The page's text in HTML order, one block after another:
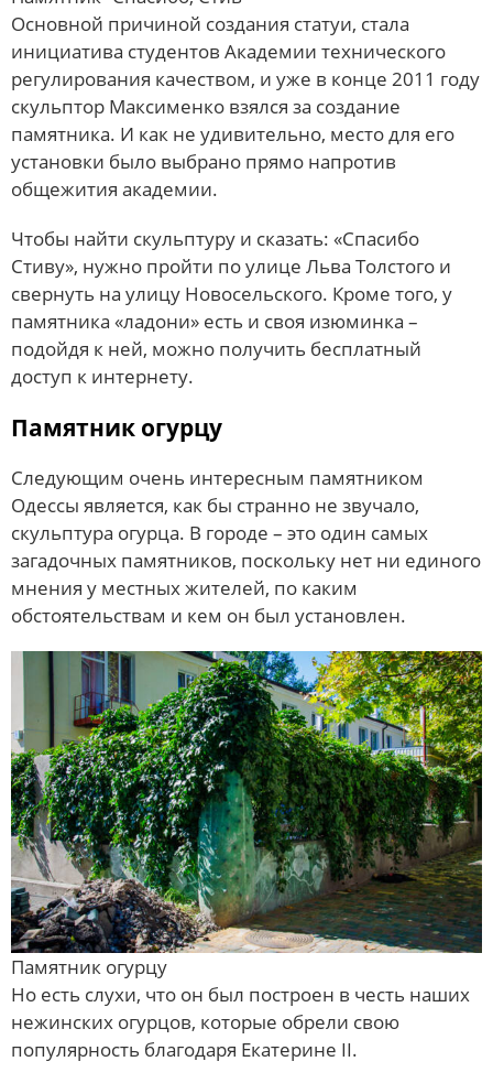
Основной причиной создания статуи, стала
инициатива студентов Академии технического
регулирования качеством, и уже в конце 2011 году
скульптор Максименко взялся за создание
памятника. И как не удивительно, место для его
установки было выбрано прямо напротив
общежития академии.
Чтобы найти скульптуру и сказать: «Спасибо
Стиву», нужно пройти по улице Льва Толстого и
свернуть на улицу Новосельского. Кроме того, у
памятника «ладони» есть и своя изюминка –
подойдя к ней, можно получить бесплатный
доступ к интернету.
Памятник огурцу
Следующим очень интересным памятником
Одессы является, как бы странно не звучало,
скульптура огурца. В городе – это один самых
загадочных памятников, поскольку нет ни единого
мнения у местных жителей, по каким
обстоятельствам и кем он был установлен.
Памятник огурцу
Но есть слухи, что он был построен в честь наших
нежинских огурцов, которые обрели свою
популярность благодаря Екатерине ІІ.